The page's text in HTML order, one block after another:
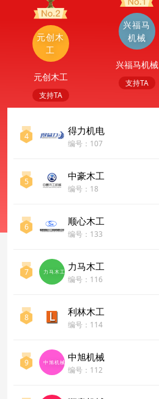
元创木
工
元创木工
支持TA
兴福马
机械
兴福马机械
支持TA
4 得力机电
编号：107
5 中豪木工
编号：18
6 顺心木工
编号：133
7 力马木工 力马木工
编号：116
8 利林木工
编号：114
9 中旭机械 中旭机械
编号：112